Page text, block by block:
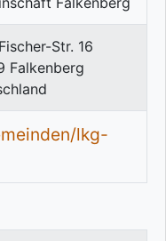
Str. 16
Falkenberg
lkg-